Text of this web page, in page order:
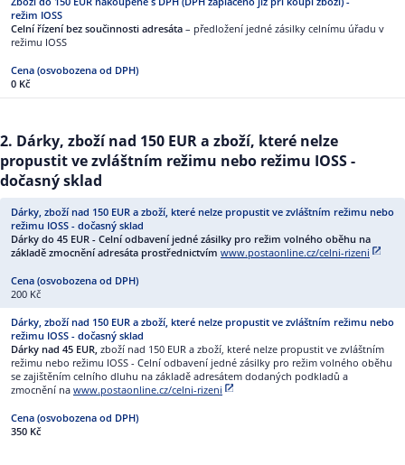
Celní řízení bez součinnosti adresáta – předložení jedné zásilky celnímu úřadu v
režimu IOSS
0 Kč
2. Dárky, zboží nad 150 EUR a zboží, které nelze
propustit ve zvláštním režimu nebo režimu IOSS -
dočasný sklad
Dárky do 45 EUR - Celní odbavení jedné zásilky pro režim volného oběhu na
základě zmocnění adresáta prostřednictvím www.postaonline.cz/celni-rizeni
200 Kč
Dárky nad 45 EUR, zboží nad 150 EUR a zboží, které nelze propustit ve zvláštním
režimu nebo režimu IOSS - Celní odbavení jedné zásilky pro režim volného oběhu
se zajištěním celního dluhu na základě adresátem dodaných podkladů a
zmocnění na www.postaonline.cz/celni-rizeni
350 Kč